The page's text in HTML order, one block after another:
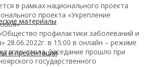
материалы
и презентации
в рамках национального проекта
проекта «Укрепление
профилактики заболеваний и
28.06.2022г. в 15:00 в онлайн – режиме
стола. Заседание прошло при
государственного